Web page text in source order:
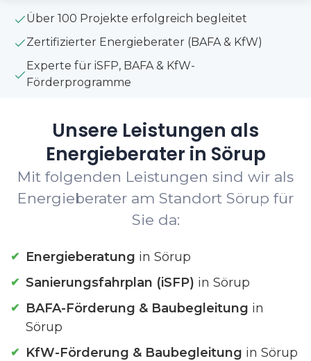
Über 100 Projekte erfolgreich begleitet
Zertifizierter Energieberater (BAFA & KfW)
Experte für iSFP, BAFA & KfW-
Förderprogramme
Unsere Leistungen als
Energieberater in Sörup
Mit folgenden Leistungen sind wir als
Energieberater am Standort Sörup für
Sie da:
Energieberatung in Sörup
Sanierungsfahrplan (iSFP) in Sörup
BAFA-Förderung & Baubegleitung in
Sörup
KfW-Förderung & Baubegleitung in Sörup